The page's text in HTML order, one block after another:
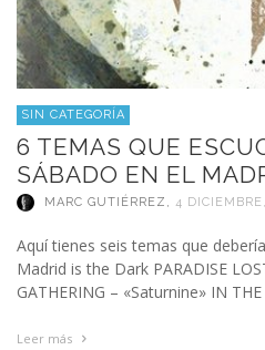
SIN CATEGORÍA
6 TEMAS QUE
SÁBADO EN EL
MARC GUTIÉRREZ , 4
Aquí tienes seis temas que
Madrid is the Dark PARADISE
GATHERING – «Saturnine» IN
Leer más